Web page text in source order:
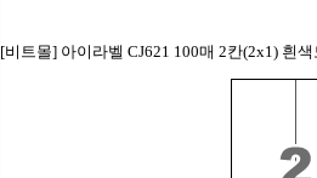
[비트몰] 아이라벨 CJ621 100매 2칸(2x1) 흰